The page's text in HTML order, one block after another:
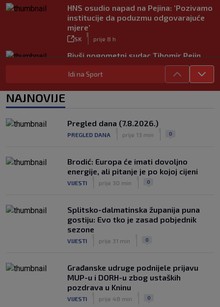
HNS osudio napad na Pejina: ‘Pozivamo
institucije da poduzmu odgovarajuće
mjere’
SK prije 8 h
Bivši nogometni sudac Tihomir Pejin
pretučen u Osijeku, policija istražuje
brutalni napad
Idi na Sport
NAJNOVIJE
Pregled dana (7.8.2026.)
PREGLED DANA prije 13 min 0
Brodić: Europa će imati dovoljno
energije, ali pitanje je po kojoj cijeni
VIJESTI prije 30 min 0
Splitsko-dalmatinska županija puna
gostiju: Evo tko je zasad pobjednik
sezone
VIJESTI prije 31 min 0
Građanske udruge podnijele prijavu
MUP-u i DORH-u zbog ustaških
pozdrava u Kninu
VIJESTI prije 48 min 0